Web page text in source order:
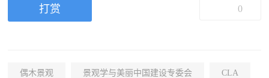
打赏 0
偶木景观 景观学与美丽中国建设专委会 CLA